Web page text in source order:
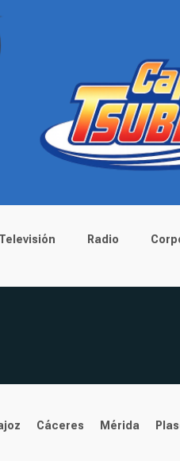
Televisión Radio
Cáceres Mérida